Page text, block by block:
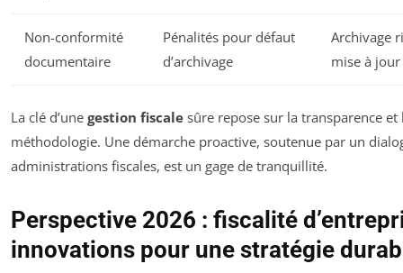
Non-conformité
documentaire
Pénalités pour défaut
d’archivage
Archivage
mise à
La clé d’une gestion fiscale sûre repose sur la transparence et
méthodologie. Une démarche proactive, soutenue par un
administrations fiscales, est un gage de tranquillité.
Perspective 2026 : fiscalité
innovations pour une stratégie